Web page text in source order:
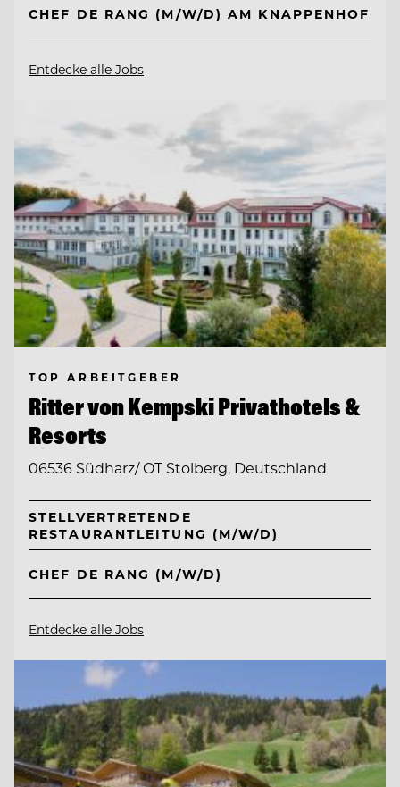
CHEF DE RANG (M/W/D) AM KNAPPENHOF
Entdecke alle Jobs
TOP ARBEITGEBER
Ritter von Kempski Privathotels &
Resorts
06536 Südharz/ OT Stolberg, Deutschland
STELLVERTRETENDE
RESTAURANTLEITUNG (M/W/D)
CHEF DE RANG (M/W/D)
Entdecke alle Jobs